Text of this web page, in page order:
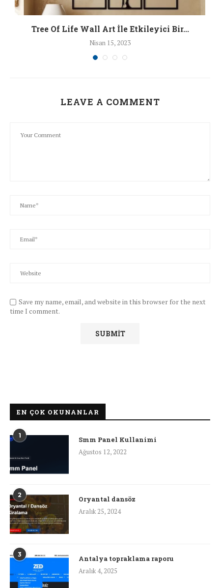
Tree Of Life Wall Art İle Etkileyici Bir...
Nisan 15, 2023
LEAVE A COMMENT
Save my name, email, and website in this browser for the next
time I comment.
EN ÇOK OKUNANLAR
1
Smm Panel Kullanimi
Ağustos 12, 2022
2
Oryantal dansöz
Aralık 25, 2024
3
Antalya topraklama raporu
Aralık 4, 2025